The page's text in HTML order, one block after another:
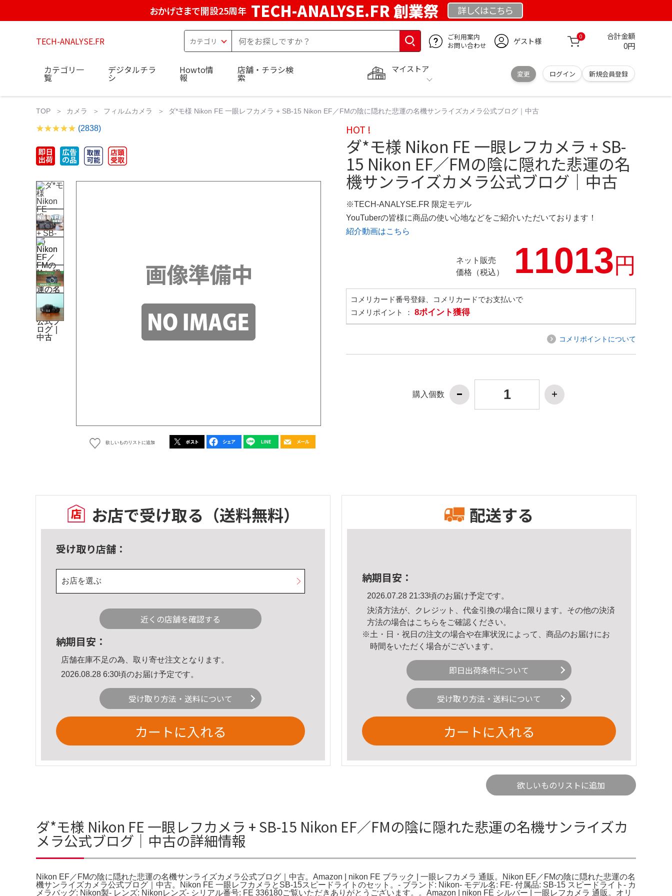
おかげさまで開設25周年 TECH-ANALYSE.FR 創業祭 詳しくはこちら
TECH-ANALYSE.FR
ご利用案内
お問い合わせ
ゲスト様 0 合計金額
0円
マイストア
変更 ログイン 新規会員登録
カテゴリ一
覧
デジタルチラ
シ
Howto情
報
店舗・チラシ検
索
TOP カメラ フィルムカメラ ダ*モ様 Nikon FE 一眼レフカメラ + SB-15 Nikon EF／FMの陰に隠れた悲運の名機サンライズカメラ公式ブログ｜中古
(2838)
欲しいものリストに追加
HOT !
ダ*モ様 Nikon FE 一眼レフカメラ + SB-
15 Nikon EF／FMの陰に隠れた悲運の名
機サンライズカメラ公式ブログ｜中古
※TECH-ANALYSE.FR 限定モデル
YouTuberの皆様に商品の使い心地などをご紹介いただいております！
紹介動画はこちら
ネット販売
価格（税込）
11013円
コメリカード番号登録、コメリカードでお支払いで
コメリポイント ： 8ポイント獲得
コメリポイントについて
購入個数
お店で受け取る （送料無料）
受け取り店舗：
お店を選ぶ
近くの店舗を確認する
納期目安：
店舗在庫不足の為、取り寄せ注文となります。
2026.08.28 6:30頃のお届け予定です。
受け取り方法・送料について
カートに入れる
配送する
納期目安：
2026.07.28 21:33頃のお届け予定です。
決済方法が、クレジット、代金引換の場合に限ります。その他の決済
方法の場合はこちら をご確認ください。
※土・日・祝日の注文の場合や在庫状況によって、商品のお届けにお
時間をいただく場合がございます。
即日出荷条件について
受け取り方法・送料について
カートに入れる
欲しいものリストに追加
ダ*モ様 Nikon FE 一眼レフカメラ + SB-15 Nikon EF／FMの陰に隠れた悲運の名機サンライズカ
メラ公式ブログ｜中古の詳細情報
Nikon EF／FMの陰に隠れた悲運の名機サンライズカメラ公式ブログ｜中古。Amazon | nikon FE ブラック | 一眼レフカメラ 通販。Nikon EF／FMの陰に隠れた悲運の名
機サンライズカメラ公式ブログ｜中古。Nikon FE 一眼レフカメラとSB-15スピードライトのセット。- ブランド: Nikon- モデル名: FE- 付属品: SB-15 スピードライト- カ
メラバッグ: Nikon製- レンズ: Nikonレンズ- シリアル番号: FE 336180ご覧いただきありがとうございます。。Amazon | nikon FE シルバー | 一眼レフカメラ 通販。オリ